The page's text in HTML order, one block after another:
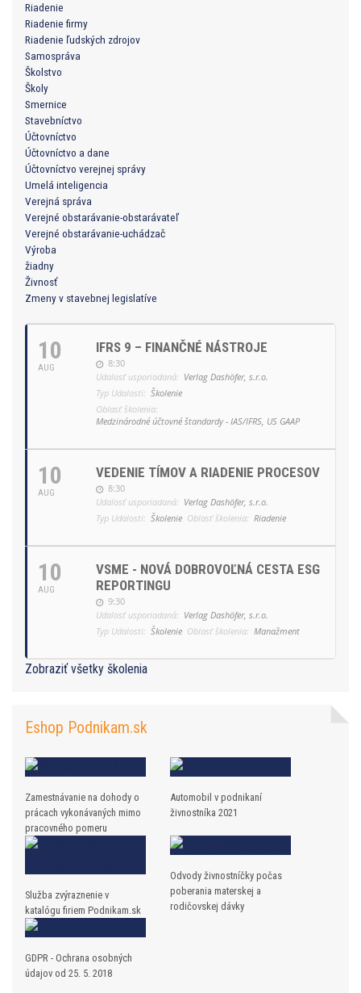
Riadenie
Riadenie firmy
Riadenie ľudských zdrojov
Samospráva
Školstvo
Školy
Smernice
Stavebníctvo
Účtovníctvo
Účtovníctvo a dane
Účtovníctvo verejnej správy
Umelá inteligencia
Verejná správa
Verejné obstarávanie-obstarávateľ
Verejné obstarávanie-uchádzač
Výroba
žiadny
Živnosť
Zmeny v stavebnej legislatíve
10
AUG
IFRS 9 – FINANČNÉ NÁSTROJE
8:30
Udalosť usporiadaná: Verlag Dashöfer, s.r.o.
Typ Udalosti: Školenie
Oblasť školenia:
Medzinárodné účtovné štandardy - IAS/IFRS, US GAAP
10
AUG
VEDENIE TÍMOV A RIADENIE PROCESOV
8:30
Udalosť usporiadaná: Verlag Dashöfer, s.r.o.
Typ Udalosti: Školenie Oblasť školenia: Riadenie
10
AUG
VSME - NOVÁ DOBROVOĽNÁ CESTA ESG
REPORTINGU
9:30
Udalosť usporiadaná: Verlag Dashöfer, s.r.o.
Typ Udalosti: Školenie Oblasť školenia: Manažment
Zobraziť všetky školenia
Eshop Podnikam.sk
Zamestnávanie na dohody o
prácach vykonávaných mimo
pracovného pomeru
Automobil v podnikaní
živnostníka 2021
Služba zvýraznenie v
katalógu firiem Podnikam.sk
Odvody živnostníčky počas
poberania materskej a
rodičovskej dávky
GDPR - Ochrana osobných
údajov od 25. 5. 2018